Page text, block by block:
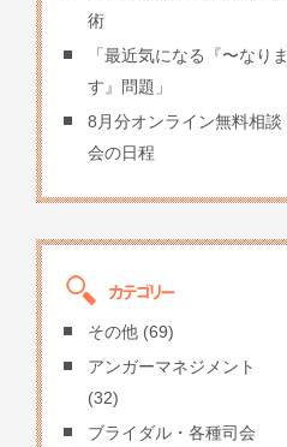
術
「最近気になる『〜なりま
す』問題」
8月分オンライン無料相談
会の日程
その他 (69)
アンガーマネジメント
(32)
ブライダル・各種司会